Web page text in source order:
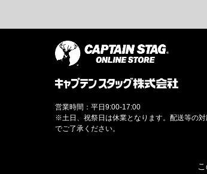
営業時間：平日9:00-17:00
※土日、祝祭日は休業となります。配送等の
でご了承ください。